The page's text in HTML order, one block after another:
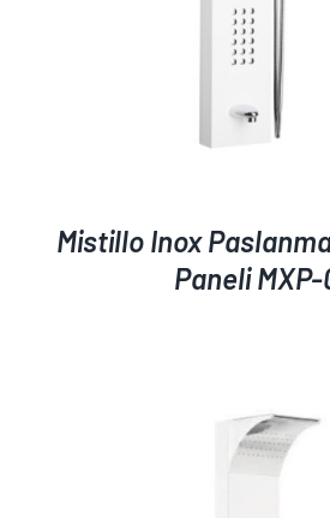
Mistillo Inox
Paneli MXP-